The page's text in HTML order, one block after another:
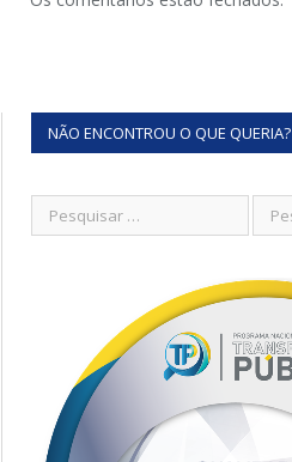
NÃO ENCONTROU O QUE QUERIA?